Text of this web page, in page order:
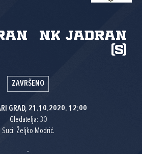
NK Jadran
(S)
ZAVRŠENO
GRAD, 21.10.2020. 12:00
Gledatelja: 30
Suci: Željko Modrić.